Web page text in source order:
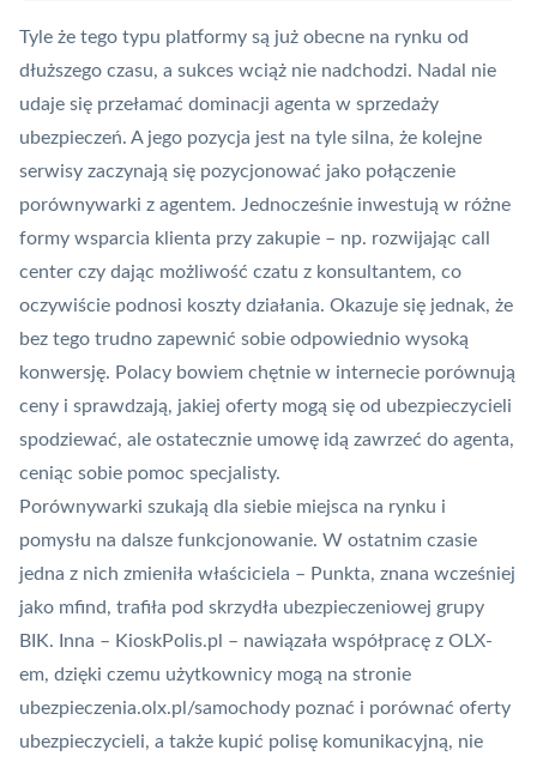
Tyle że tego typu platformy są już obecne na rynku od
dłuższego czasu, a sukces wciąż nie nadchodzi. Nadal nie
udaje się przełamać dominacji agenta w sprzedaży
ubezpieczeń. A jego pozycja jest na tyle silna, że kolejne
serwisy zaczynają się pozycjonować jako połączenie
porównywarki z agentem. Jednocześnie inwestują w różne
formy wsparcia klienta przy zakupie – np. rozwijając call
center czy dając możliwość czatu z konsultantem, co
oczywiście podnosi koszty działania. Okazuje się jednak, że
bez tego trudno zapewnić sobie odpowiednio wysoką
konwersję. Polacy bowiem chętnie w internecie porównują
ceny i sprawdzają, jakiej oferty mogą się od ubezpieczycieli
spodziewać, ale ostatecznie umowę idą zawrzeć do agenta,
ceniąc sobie pomoc specjalisty.
Porównywarki szukają dla siebie miejsca na rynku i
pomysłu na dalsze funkcjonowanie. W ostatnim czasie
jedna z nich zmieniła właściciela – Punkta, znana wcześniej
jako mfind, trafiła pod skrzydła ubezpieczeniowej grupy
BIK. Inna – KioskPolis.pl – nawiązała współpracę z OLX-
em, dzięki czemu użytkownicy mogą na stronie
ubezpieczenia.olx.pl/samochody poznać i porównać oferty
ubezpieczycieli, a także kupić polisę komunikacyjną, nie